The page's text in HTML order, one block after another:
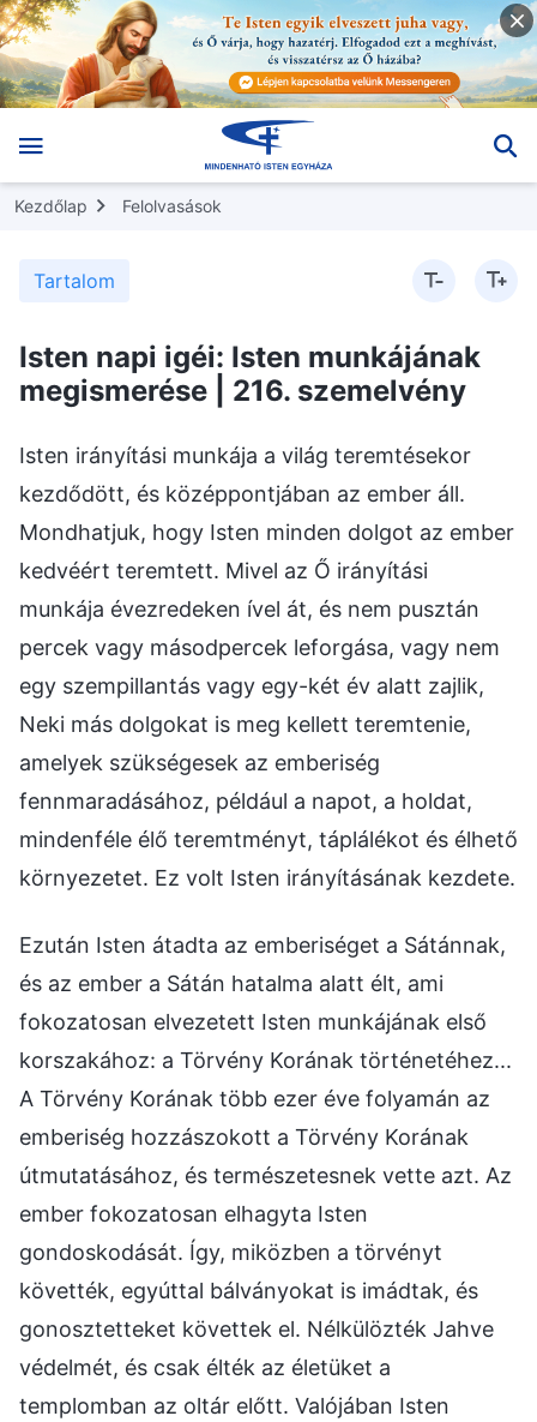
Kezdőlap Felolvasások
Tartalom
Isten napi igéi: Isten munkájának
megismerése | 216. szemelvény
Isten irányítási munkája a világ teremtésekor
kezdődött, és középpontjában az ember áll.
Mondhatjuk, hogy Isten minden dolgot az ember
kedvéért teremtett. Mivel az Ő irányítási
munkája évezredeken ível át, és nem pusztán
percek vagy másodpercek leforgása, vagy nem
egy szempillantás vagy egy-két év alatt zajlik,
Neki más dolgokat is meg kellett teremtenie,
amelyek szükségesek az emberiség
fennmaradásához, például a napot, a holdat,
mindenféle élő teremtményt, táplálékot és élhető
környezetet. Ez volt Isten irányításának kezdete.
Ezután Isten átadta az emberiséget a Sátánnak,
és az ember a Sátán hatalma alatt élt, ami
fokozatosan elvezetett Isten munkájának első
korszakához: a Törvény Korának történetéhez...
A Törvény Korának több ezer éve folyamán az
emberiség hozzászokott a Törvény Korának
útmutatásához, és természetesnek vette azt. Az
ember fokozatosan elhagyta Isten
gondoskodását. Így, miközben a törvényt
követték, egyúttal bálványokat is imádtak, és
gonosztetteket követtek el. Nélkülözték Jahve
védelmét, és csak élték az életüket a
templomban az oltár előtt. Valójában Isten